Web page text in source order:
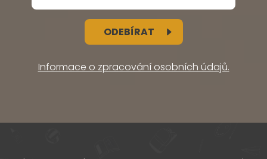
ODEBÍRAT
Informace o zpracování osobních údajů.